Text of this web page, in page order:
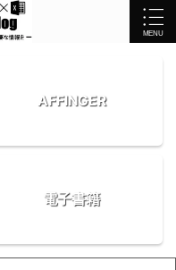
AFFINGER
電子書籍